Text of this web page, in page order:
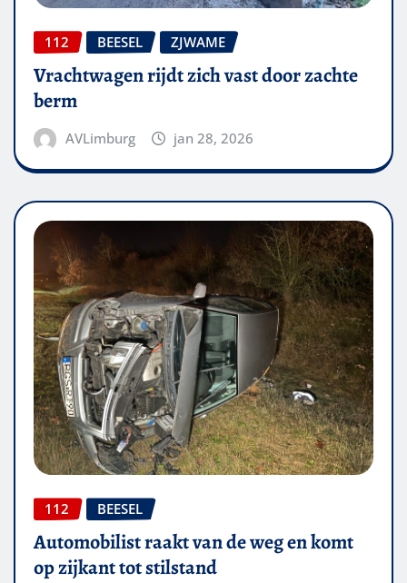
112 BEESEL ZJWAME
Vrachtwagen rijdt zich vast door zachte
berm
AVLimburg jan 28, 2026
112 BEESEL
Automobilist raakt van de weg en komt
op zijkant tot stilstand